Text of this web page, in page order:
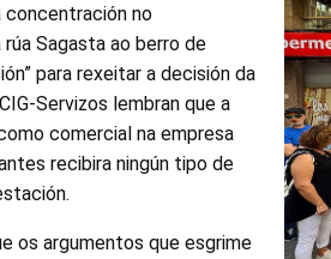
concentración no
Sagasta ao berro de
para rexeitar a decisión da
Servizos lembran que a
comercial na empresa
recibira ningún tipo de
os argumentos que esgrime